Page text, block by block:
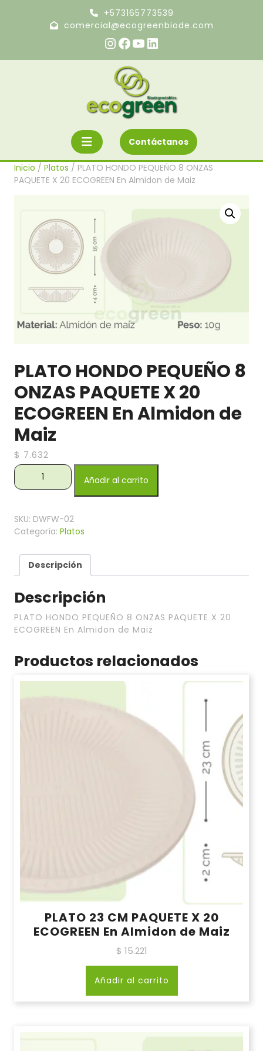
+573165773539
comercial@ecogreenbiode.com
Instagram
Facebook
YouTube
LinkedIn
Botón
«Abrir»
ContáctanosSolicite
un
presupuesto
Inicio / Platos / PLATO HONDO PEQUEÑO 8 ONZAS
PAQUETE X 20 ECOGREEN En Almidon de Maiz
PLATO HONDO PEQUEÑO 8
ONZAS PAQUETE X 20
ECOGREEN En Almidon de
Maiz
$ 7.632
PLATO HONDO PEQUEÑO 8 ONZAS PAQUETE X 20
ECOGREEN En Almidon de Maiz cantidad
Añadir al carrito
SKU: DWFW-02
Categoría: Platos
Descripción
Descripción
PLATO HONDO PEQUEÑO 8 ONZAS PAQUETE X 20
ECOGREEN En Almidon de Maiz
Productos relacionados
PLATO 23 CM PAQUETE X 20
ECOGREEN En Almidon de Maiz
$ 15.221
Añadir al carrito